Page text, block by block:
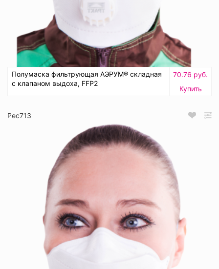
Полумаска фильтрующая АЭРУМ® складная
с клапаном выдоха, FFP2
70.76 руб.
Купить
Рес713